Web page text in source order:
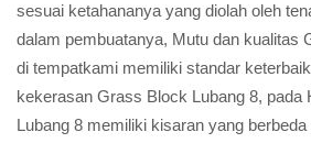
sesuai ketahananya yang diolah oleh
dalam pembuatanya, Mutu dan kualitas
di tempatkami memiliki standar
kekerasan Grass Block Lubang 8, pada
Lubang 8 memiliki kisaran yang